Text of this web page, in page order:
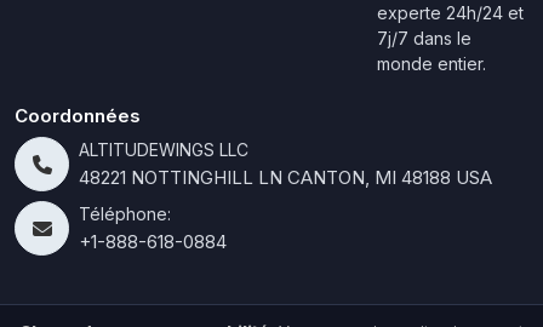
experte 24h/24 et
7j/7 dans le
monde entier.
Coordonnées
ALTITUDEWINGS LLC
48221 NOTTINGHILL LN CANTON, MI 48188 USA
Téléphone:
+1-888-618-0884